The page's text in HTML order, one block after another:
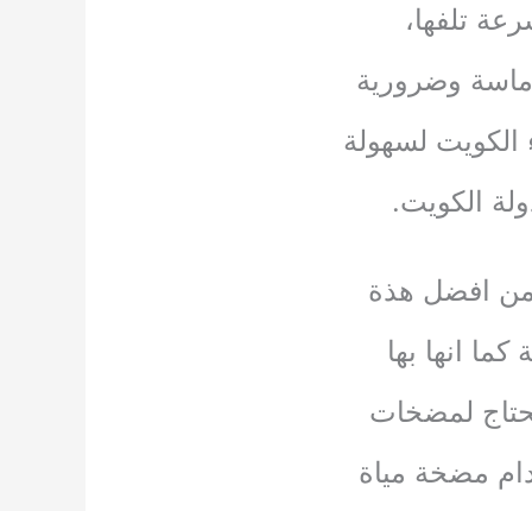
تلفها،
وضرورية
الكويت لسهولة
الكويت.
من افضل هذة
انها بها
لمضخات
مضخة مياة